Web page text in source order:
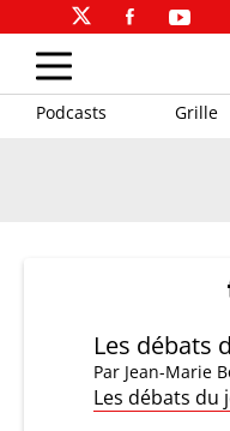
Podcasts Grille
Les débats
Par Jean-Marie
Les débats du